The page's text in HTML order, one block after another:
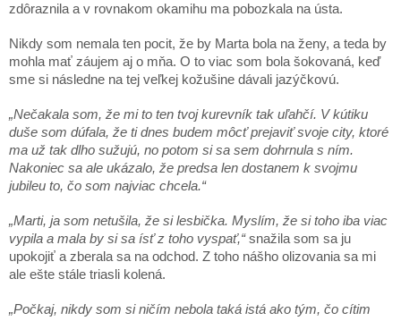
zdôraznila a v rovnakom okamihu ma pobozkala na ústa.
Nikdy som nemala ten pocit, že by Marta bola na ženy, a teda by
mohla mať záujem aj o mňa. O to viac som bola šokovaná, keď
sme si následne na tej veľkej kožušine dávali jazýčkovú.
„Nečakala som, že mi to ten tvoj kurevník tak uľahčí. V kútiku
duše som dúfala, že ti dnes budem môcť prejaviť svoje city, ktoré
ma už tak dlho sužujú, no potom si sa sem dohrnula s ním.
Nakoniec sa ale ukázalo, že predsa len dostanem k svojmu
jubileu to, čo som najviac chcela.“
„Marti, ja som netušila, že si lesbička. Myslím, že si toho iba viac
vypila a mala by si sa ísť z toho vyspať,“snažila som sa ju
upokojiť a zberala sa na odchod. Z toho nášho olizovania sa mi
ale ešte stále triasli kolená.
„Počkaj, nikdy som si ničím nebola taká istá ako tým, čo cítim